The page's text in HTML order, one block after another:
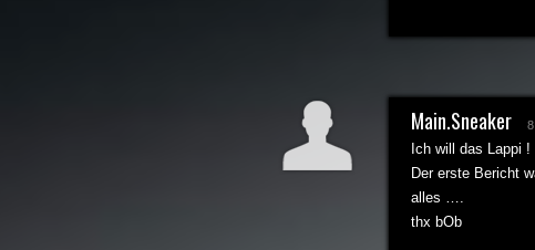
Main.Sneaker
Ich will das Lappi !
Der erste Bericht
alles ….
thx bOb